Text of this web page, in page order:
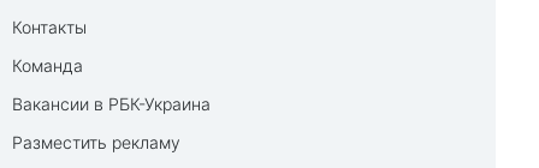
Контакты
Команда
Вакансии в РБК-Украина
Разместить рекламу